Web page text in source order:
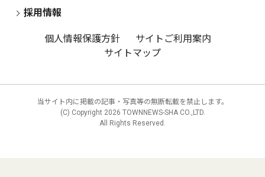
採用情報
個人情報保護方針
サイトご利用案内
サイトマップ
当サイト内に掲載の記事・写真等の無断転載を禁止します。
(C) Copyright 2026 TOWNNEWS-SHA CO.,LTD.
All Rights Reserved.